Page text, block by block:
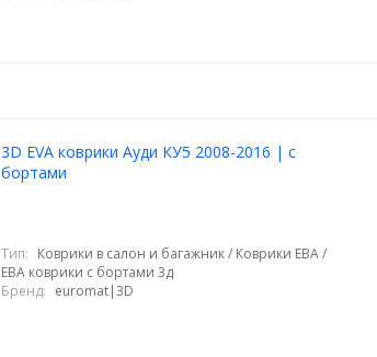
3D EVA коврики Ауди КУ5 2008-2016 | с
бортами
Тип: Коврики в салон и багажник / Коврики ЕВА /
ЕВА коврики с бортами 3д
Бренд: euromat|3D